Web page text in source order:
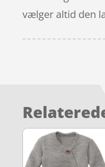
vælger altid den